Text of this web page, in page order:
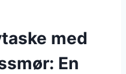
med
En